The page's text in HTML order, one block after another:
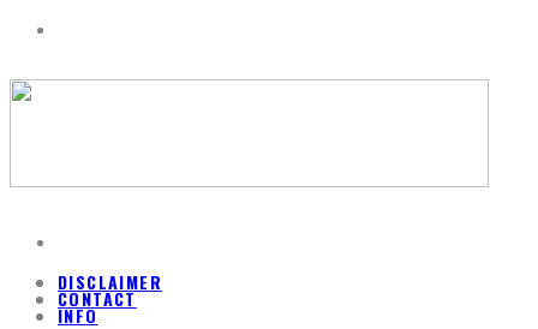
DISCLAIMER
CONTACT
INFO